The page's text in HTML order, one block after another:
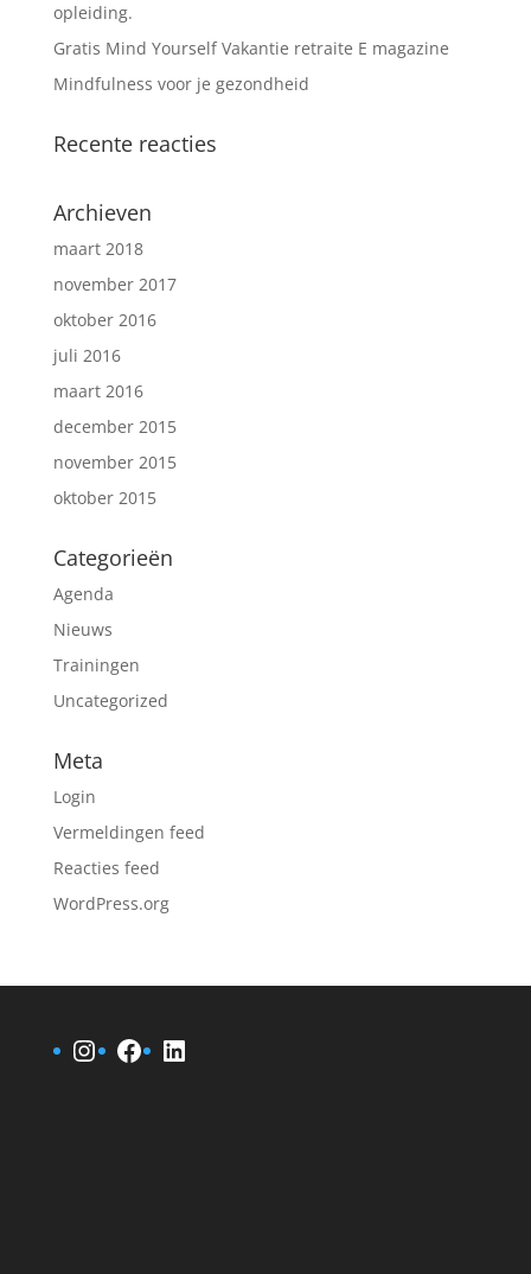
opleiding.
Gratis Mind Yourself Vakantie retraite E magazine
Mindfulness voor je gezondheid
Recente reacties
Archieven
maart 2018
november 2017
oktober 2016
juli 2016
maart 2016
december 2015
november 2015
oktober 2015
Categorieën
Agenda
Nieuws
Trainingen
Uncategorized
Meta
Login
Vermeldingen feed
Reacties feed
WordPress.org
Instagram
Facebook
LinkedIn